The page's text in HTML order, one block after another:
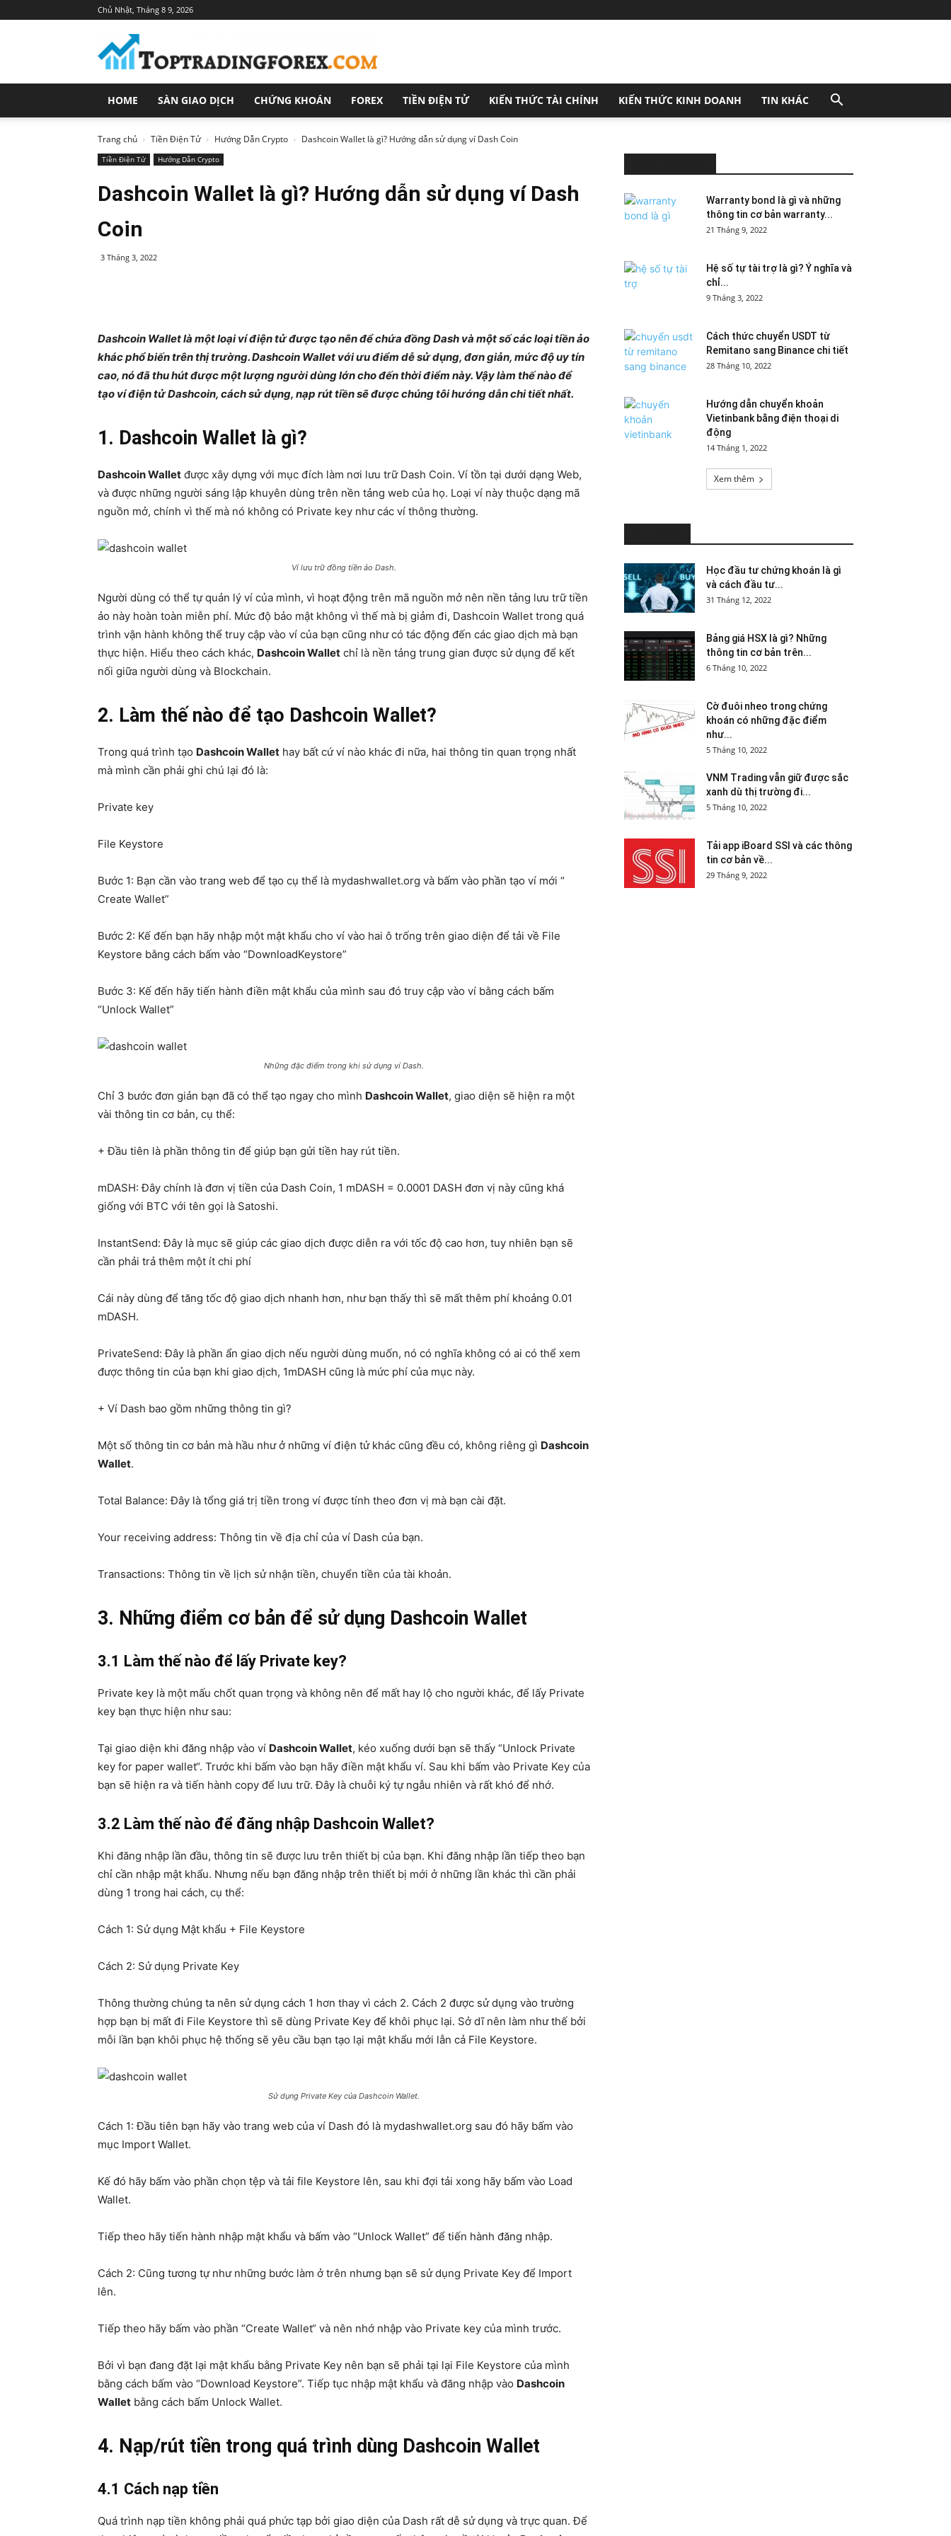
Chủ Nhật, Tháng 8 9, 2026
Trang
Tin
Tức
Đầu
Tư
Chính
HOME SÀN GIAO DỊCH CHỨNG KHOÁN FOREX TIỀN ĐIỆN TỬ KIẾN THỨC TÀI CHÍNH KIẾN THỨC KINH DOANH TIN KHÁC
Trang chủ Tiền Điện Tử Hướng Dẫn Crypto Dashcoin Wallet là gì? Hướng dẫn sử dụng ví Dash Coin
Tiền Điện Tử Hướng Dẫn Crypto
Dashcoin Wallet là gì? Hướng dẫn sử dụng ví Dash
Coin
3 Tháng 3, 2022
Dashcoin Wallet là một loại ví điện tử được tạo nên để chứa đồng Dash và một số các loại tiền ảo
khác phổ biến trên thị trường. Dashcoin Wallet với ưu điểm dễ sử dụng, đơn giản, mức độ uy tín
cao, nó đã thu hút được một lượng người dùng lớn cho đến thời điểm này. Vậy làm thế nào để
tạo ví điện tử Dashcoin, cách sử dụng, nạp rút tiền sẽ được chúng tôi hướng dẫn chi tiết nhất.
1. Dashcoin Wallet là gì?
Dashcoin Wallet được xây dựng với mục đích làm nơi lưu trữ Dash Coin. Ví tồn tại dưới dạng Web,
và được những người sáng lập khuyên dùng trên nền tảng web của họ. Loại ví này thuộc dạng mã
nguồn mở, chính vì thế mà nó không có Private key như các ví thông thường.
Ví lưu trữ đồng tiền ảo Dash.
Người dùng có thể tự quản lý ví của mình, vì hoạt động trên mã nguồn mở nên nền tảng lưu trữ tiền
ảo này hoàn toàn miễn phí. Mức độ bảo mật không vì thế mà bị giảm đi, Dashcoin Wallet trong quá
trình vận hành không thể truy cập vào ví của bạn cũng như có tác động đến các giao dịch mà bạn
thực hiện. Hiểu theo cách khác, Dashcoin Wallet chỉ là nền tảng trung gian được sử dụng để kết
nối giữa người dùng và Blockchain.
2. Làm thế nào để tạo Dashcoin Wallet?
Trong quá trình tạo Dashcoin Wallet hay bất cứ ví nào khác đi nữa, hai thông tin quan trọng nhất
mà mình cần phải ghi chú lại đó là:
Private key
File Keystore
Bước 1: Bạn cần vào trang web để tạo cụ thể là mydashwallet.org và bấm vào phần tạo ví mới “
Create Wallet”
Bước 2: Kế đến bạn hãy nhập một mật khẩu cho ví vào hai ô trống trên giao diện để tải về File
Keystore bằng cách bấm vào “DownloadKeystore”
Bước 3: Kế đến hãy tiến hành điền mật khẩu của mình sau đó truy cập vào ví bằng cách bấm
“Unlock Wallet”
Những đặc điểm trong khi sử dụng ví Dash.
Chỉ 3 bước đơn giản bạn đã có thể tạo ngay cho mình Dashcoin Wallet, giao diện sẽ hiện ra một
vài thông tin cơ bản, cụ thể:
+ Đầu tiên là phần thông tin để giúp bạn gửi tiền hay rút tiền.
mDASH: Đây chính là đơn vị tiền của Dash Coin, 1 mDASH = 0.0001 DASH đơn vị này cũng khá
giống với BTC với tên gọi là Satoshi.
InstantSend: Đây là mục sẽ giúp các giao dịch được diễn ra với tốc độ cao hơn, tuy nhiên bạn sẽ
cần phải trả thêm một ít chi phí
Cái này dùng để tăng tốc độ giao dịch nhanh hơn, như bạn thấy thì sẽ mất thêm phí khoảng 0.01
mDASH.
PrivateSend: Đây là phần ẩn giao dịch nếu người dùng muốn, nó có nghĩa không có ai có thể xem
được thông tin của bạn khi giao dịch, 1mDASH cũng là mức phí của mục này.
+ Ví Dash bao gồm những thông tin gì?
Một số thông tin cơ bản mà hầu như ở những ví điện tử khác cũng đều có, không riêng gì Dashcoin
Wallet.
Total Balance: Đây là tổng giá trị tiền trong ví được tính theo đơn vị mà bạn cài đặt.
Your receiving address: Thông tin về địa chỉ của ví Dash của bạn.
Transactions: Thông tin về lịch sử nhận tiền, chuyển tiền của tài khoản.
3. Những điểm cơ bản để sử dụng Dashcoin Wallet
3.1 Làm thế nào để lấy Private key?
Private key là một mấu chốt quan trọng và không nên để mất hay lộ cho người khác, để lấy Private
key bạn thực hiện như sau:
Tại giao diện khi đăng nhập vào ví Dashcoin Wallet, kéo xuống dưới bạn sẽ thấy “Unlock Private
key for paper wallet“. Trước khi bấm vào bạn hãy điền mật khẩu ví. Sau khi bấm vào Private Key của
bạn sẽ hiện ra và tiến hành copy để lưu trữ. Đây là chuỗi ký tự ngẫu nhiên và rất khó để nhớ.
3.2 Làm thế nào để đăng nhập Dashcoin Wallet?
Khi đăng nhập lần đầu, thông tin sẽ được lưu trên thiết bị của bạn. Khi đăng nhập lần tiếp theo bạn
chỉ cần nhập mật khẩu. Nhưng nếu bạn đăng nhập trên thiết bị mới ở những lần khác thì cần phải
dùng 1 trong hai cách, cụ thể:
Cách 1: Sử dụng Mật khẩu + File Keystore
Cách 2: Sử dụng Private Key
Thông thường chúng ta nên sử dụng cách 1 hơn thay vì cách 2. Cách 2 được sử dụng vào trường
hợp bạn bị mất đi File Keystore thì sẽ dùng Private Key để khôi phục lại. Sở dĩ nên làm như thế bởi
mỗi lần bạn khôi phục hệ thống sẽ yêu cầu bạn tạo lại mật khẩu mới lẫn cả File Keystore.
Sử dụng Private Key của Dashcoin Wallet.
Cách 1: Đầu tiên bạn hãy vào trang web của ví Dash đó là mydashwallet.org sau đó hãy bấm vào
mục Import Wallet.
Kế đó hãy bấm vào phần chọn tệp và tải file Keystore lên, sau khi đợi tải xong hãy bấm vào Load
Wallet.
Tiếp theo hãy tiến hành nhập mật khẩu và bấm vào “Unlock Wallet” để tiến hành đăng nhập.
Cách 2: Cũng tương tự như những bước làm ở trên nhưng bạn sẽ sử dụng Private Key để Import
lên.
Tiếp theo hãy bấm vào phần “Create Wallet“ và nên nhớ nhập vào Private key của mình trước.
Bởi vì bạn đang đặt lại mật khẩu bằng Private Key nên bạn sẽ phải tại lại File Keystore của mình
bằng cách bấm vào “Download Keystore”. Tiếp tục nhập mật khẩu và đăng nhập vào Dashcoin
Wallet bằng cách bấm Unlock Wallet.
4. Nạp/rút tiền trong quá trình dùng Dashcoin Wallet
4.1 Cách nạp tiền
Quá trình nạp tiền không phải quá phức tạp bởi giao diện của Dash rất dễ sử dụng và trực quan. Để
Warranty bond là gì và những
thông tin cơ bản warranty...
21 Tháng 9, 2022
Hệ số tự tài trợ là gì? Ý nghĩa và
chỉ...
9 Tháng 3, 2022
Cách thức chuyển USDT từ
Remitano sang Binance chi tiết
28 Tháng 10, 2022
Hướng dẫn chuyển khoản
Vietinbank bằng điện thoại di
động
14 Tháng 1, 2022
Xem thêm
Học đầu tư chứng khoán là gì
và cách đầu tư...
31 Tháng 12, 2022
Bảng giá HSX là gì? Những
thông tin cơ bản trên...
6 Tháng 10, 2022
Cờ đuôi nheo trong chứng
khoán có những đặc điểm
như...
5 Tháng 10, 2022
VNM Trading vẫn giữ được sắc
xanh dù thị trường đi...
5 Tháng 10, 2022
Tải app iBoard SSI và các thông
tin cơ bản về...
29 Tháng 9, 2022